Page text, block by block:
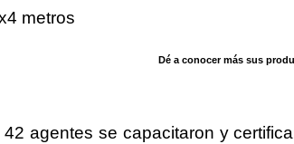
metros
Dé a conocer más sus
agentes se capacitaron y